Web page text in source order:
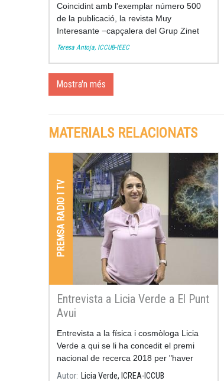
Coincidint amb l'exemplar número 500
de la publicació, la revista Muy
Interesante −capçalera del Grup Zinet
Media− va organitzar un gran
més de mil persones, el teatre Coliseum
referent en el sector de la divulgació del
coneixement.
Teresa Antoja, ICCUB-IEEC
Mostra'n més
MATERIALS RELACIONATS
PREMSA RADIO I TV
Entrevista a Licia Verde a El Punt
Avui
Entrevista a la física i cosmòloga Licia
Verde a qui se li ha concedit el premi
nacional de recerca 2018 per "haver
contribuït de forma decisiva a entendre
Autor Licia Verde, ICREA-ICCUB